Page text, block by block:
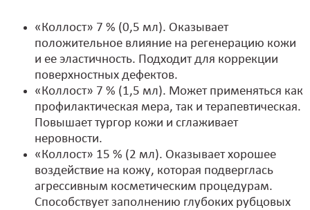
«Коллост» 7 % (0,5 мл). Оказывает
положительное влияние на регенерацию кожи
и ее эластичность. Подходит для коррекции
поверхностных дефектов.
«Коллост» 7 % (1,5 мл). Может применяться как
профилактическая мера, так и терапевтическая.
Повышает тургор кожи и сглаживает
неровности.
«Коллост» 15 % (2 мл). Оказывает хорошее
воздействие на кожу, которая подверглась
агрессивным косметическим процедурам.
Способствует заполнению глубоких рубцовых